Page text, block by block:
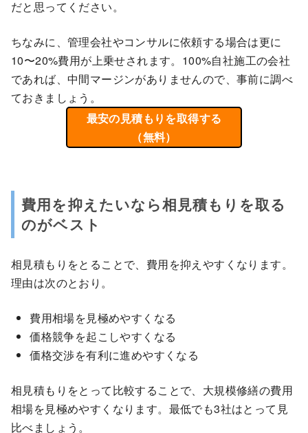
だと思ってください。
ちなみに、管理会社やコンサルに依頼する場合は更に
10〜20%費用が上乗せされます。100%自社施工の会社
であれば、中間マージンがありませんので、事前に調べ
ておきましょう。
最安の見積もりを取得する
（無料）
費用を抑えたいなら相見積もりを取る
のがベスト
相見積もりをとることで、費用を抑えやすくなります。
理由は次のとおり。
費用相場を見極めやすくなる
価格競争を起こしやすくなる
価格交渉を有利に進めやすくなる
相見積もりをとって比較することで、大規模修繕の費用
相場を見極めやすくなります。最低でも3社はとって見
比べましょう。